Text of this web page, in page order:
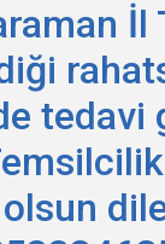
tedavi